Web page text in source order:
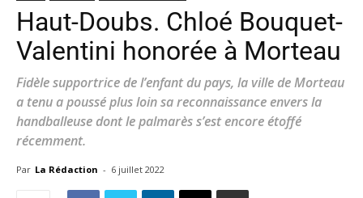
Haut-Doubs. Chloé Bouquet-
Valentini honorée à Morteau
Fidèle supportrice de l’enfant du pays, la ville de Morteau
a tenu a poussé plus loin sa reconnaissance envers la
handballeuse dont le palmarès s’est encore étoffé
récemment.
Par La Rédaction - 6 juillet 2022